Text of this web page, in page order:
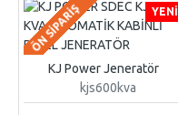
YENI
ÖN SIPARIŞ
KJ Power Jeneratör
kjs600kva